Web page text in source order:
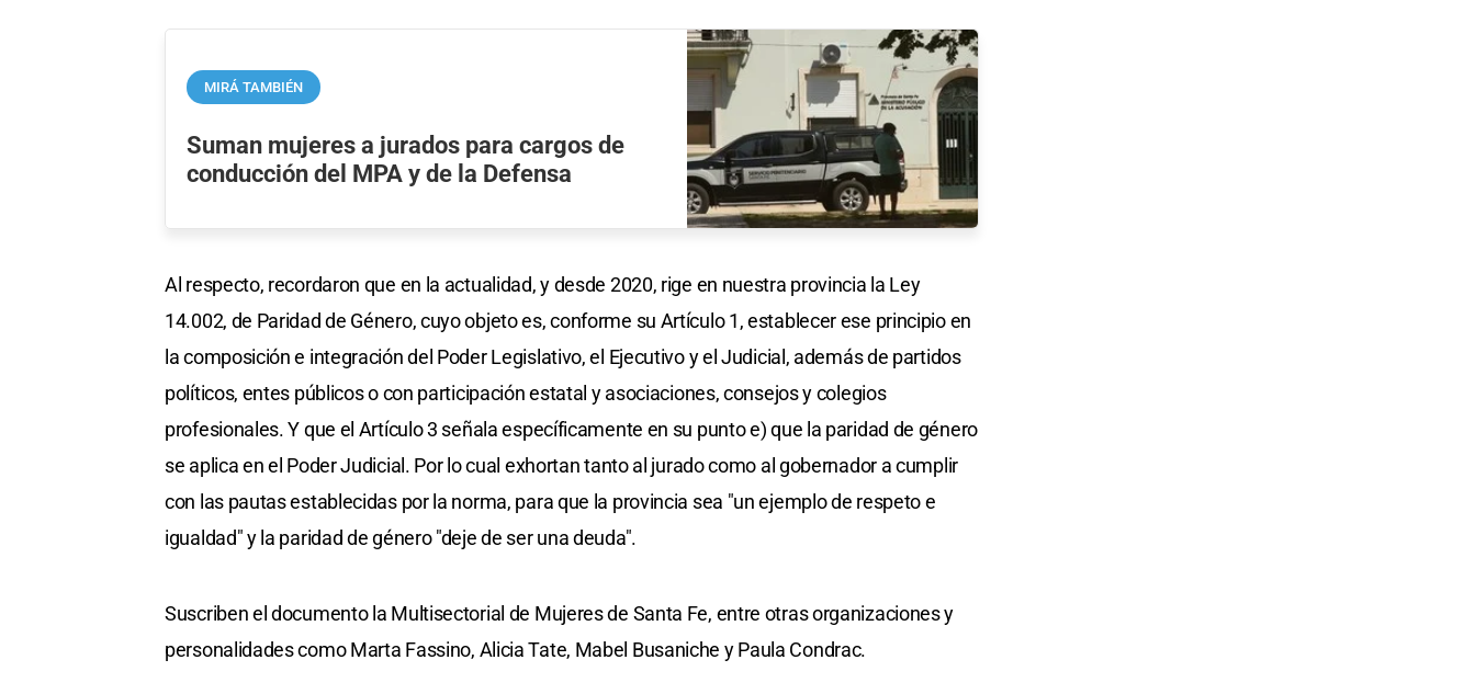
MIRÁ TAMBIÉN
Suman mujeres a jurados para cargos de
conducción del MPA y de la Defensa
Al respecto, recordaron que en la actualidad, y desde 2020, rige en nuestra provincia la Ley
14.002, de Paridad de Género, cuyo objeto es, conforme su Artículo 1, establecer ese principio en
la composición e integración del Poder Legislativo, el Ejecutivo y el Judicial, además de partidos
políticos, entes públicos o con participación estatal y asociaciones, consejos y colegios
profesionales. Y que el Artículo 3 señala específicamente en su punto e) que la paridad de género
se aplica en el Poder Judicial. Por lo cual exhortan tanto al jurado como al gobernador a cumplir
con las pautas establecidas por la norma, para que la provincia sea "un ejemplo de respeto e
igualdad" y la paridad de género "deje de ser una deuda".
Suscriben el documento la Multisectorial de Mujeres de Santa Fe, entre otras organizaciones y
personalidades como Marta Fassino, Alicia Tate, Mabel Busaniche y Paula Condrac.